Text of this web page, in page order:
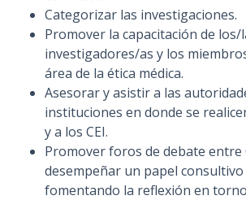
Categorizar las investigaciones.
Promover la capacitación de los/
investigadores/as y los
área de la ética médica.
Asesorar y asistir a las
instituciones en donde se
y a los CEI.
Promover foros de debate entre
desempeñar un papel consultivo
fomentando la reflexión en